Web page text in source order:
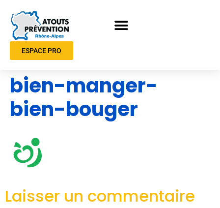
ESPACE PRO
bien-manger-
bien-bouger
Laisser un commentaire